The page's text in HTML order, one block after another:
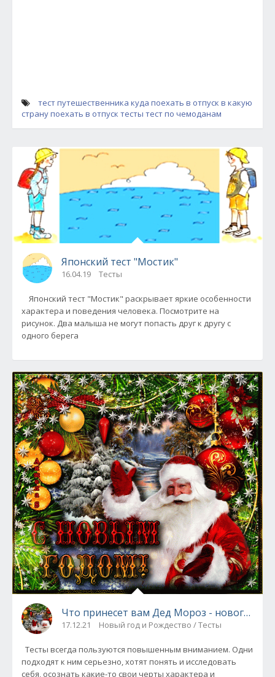
тест путешественника куда поехать в отпуск в какую
страну поехать в отпуск тесты тест по чемоданам
Японский тест "Мостик"
16.04.19 Тесты
Японский тест "Мостик" раскрывает яркие особенности
характера и поведения человека. Посмотрите на
рисунок. Два малыша не могут попасть друг к другу с
одного берега
Что принесет вам Дед Мороз - новогодний
17.12.21 Новый год и Рождество / Тесты
Тесты всегда пользуются повышенным вниманием. Одни
подходят к ним серьезно, хотят понять и исследовать
себя, осознать какие-то свои черты характера и